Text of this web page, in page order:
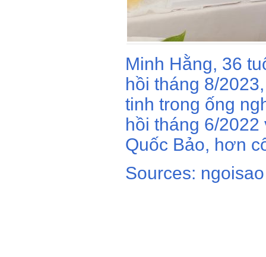
Minh Hằng, 36
hồi tháng 8/
tinh trong ống
hồi tháng 6/
Quốc Bảo, hơn
Sources: ngoisao